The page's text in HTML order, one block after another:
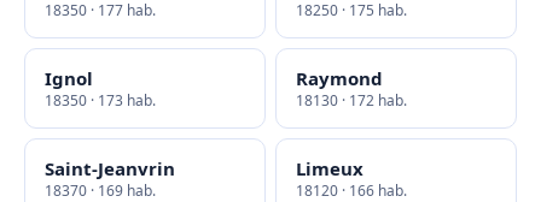
18350 · 177 hab. 18250 · 175 hab.
Ignol
18350 · 173 hab.
Raymond
18130 · 172 hab.
Saint-Jeanvrin
18370 · 169 hab.
Limeux
18120 · 166 hab.